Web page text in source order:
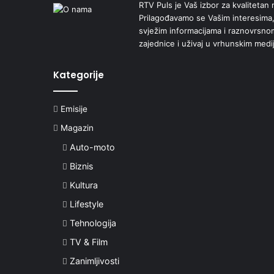
RTV Puls je Vaš izbor za
Prilagođavamo se Vašim
svježim informacijama i
zajednice i uživaj u vrhunskim
Kategorije
Emisije
Magazin
Auto-moto
Biznis
Kultura
Lifestyle
Tehnologija
TV & Film
Zanimljivosti